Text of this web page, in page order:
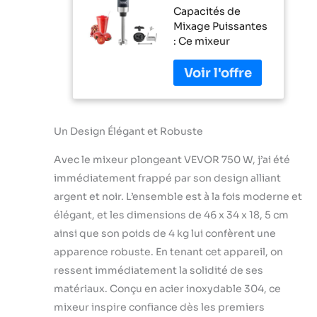
Main
Immersion
Commercial
Robuste 660
mm Vitesse
Variable Lame
en Acier
304 Mixeur
Polyvalent
pour Soupe
Smoothie
Purée
Aliments pour
Bébés
Capacités de
Mixage Puissantes
: Ce mixeur
équipé d'un
moteur en cuivre
pur, garantissant
et une qualité
6000 tests de
durée de vie. Avec
une capacité de
750 W et un faible
niveau sonore, il
peut effectuer de
nombreuses
tâches de mixage.
pression, vous
permet de
Un Design Élégant et Robuste
Avec le mixeur plongeant VEVOR 750 W, j’ai été
immédiatement frappé par son design alliant
argent et noir. L’ensemble est à la fois moderne et
élégant, et les dimensions de 46 x 34 x 18, 5 cm
ainsi que son poids de 4 kg lui confèrent une
apparence robuste. En tenant cet appareil, on
ressent immédiatement la solidité de ses
matériaux. Conçu en acier inoxydable 304, ce
mixeur inspire confiance dès les premiers